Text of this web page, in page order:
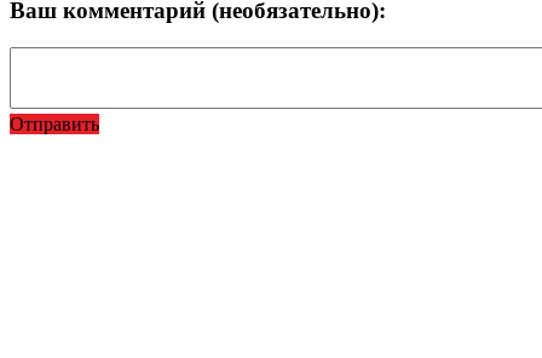
Ваш комментарий (необязательно):
Отправить